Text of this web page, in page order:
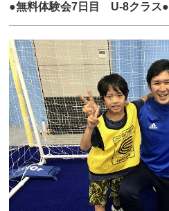
●無料体験会7日目 U-8クラス●